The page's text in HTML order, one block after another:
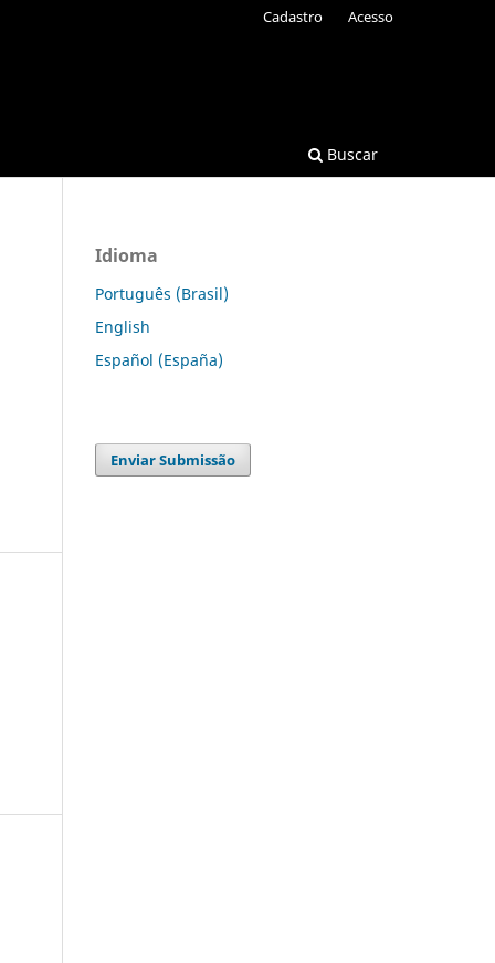
Buscar
Cadastro Acesso
Idioma
Português (Brasil)
English
Español (España)
Enviar Submissão